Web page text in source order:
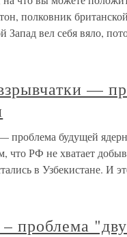
полковник
вел себя вяло,
—
проблема будущей
что РФ не хватает
в Узбекистане. И
проблема